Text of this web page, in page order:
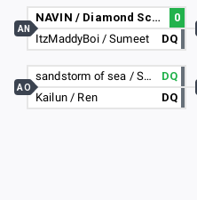
NAVIN / Diamond Scope
0
ItzMaddyBoi / Sumeet
DQ
AN
sandstorm of sea / Sea Devils
DQ
Kailun / Ren
DQ
AO